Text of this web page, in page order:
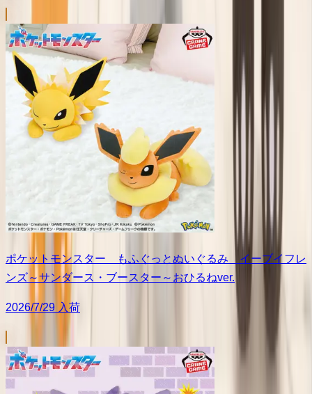
ポケットモンスター もふぐっとぬいぐるみ イーブイフレ
ンズ～サンダース・ブースター～おひるねver.
2026/7/29 入荷